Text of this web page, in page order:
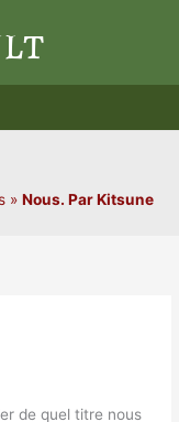
» Nous. Par Kitsune
de quel titre nous